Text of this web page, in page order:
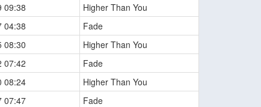
09:38
Higher Than You
04:38
Fade
08:30
Higher Than You
07:42
Fade
08:24
Higher Than You
07:47
Fade